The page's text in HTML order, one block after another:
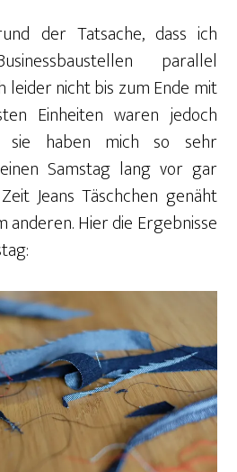
der Tatsache, dass ich
parallel
leider nicht bis zum Ende mit
Einheiten waren jedoch
sie haben mich so sehr
Samstag lang vor gar
Jeans Täschchen genäht
anderen. Hier die Ergebnisse